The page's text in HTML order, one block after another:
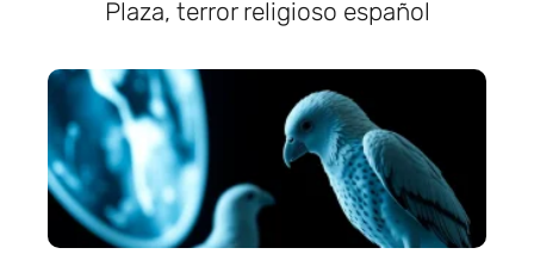
Plaza, terror religioso español